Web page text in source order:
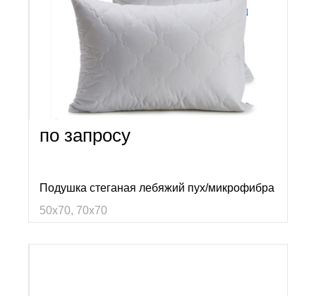
по запросу
Подушка стеганая лебяжий пух/микрофибра
50х70, 70х70